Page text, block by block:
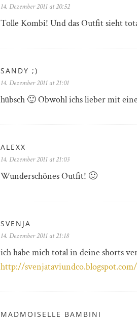
14. Dezember 2011 at 20:52
Tolle Kombi! Und das Outfit sieht
SANDY ;)
14. Dezember 2011 at 21:01
hübsch 🙂 Obwohl ichs lieber mit
ALEXX
14. Dezember 2011 at 21:03
Wunderschönes Outfit! 🙂
SVENJA
14. Dezember 2011 at 21:18
ich habe mich total in deine shorts
http://svenjataviundco.blogspot.com/
MADMOISELLE BAMBINI